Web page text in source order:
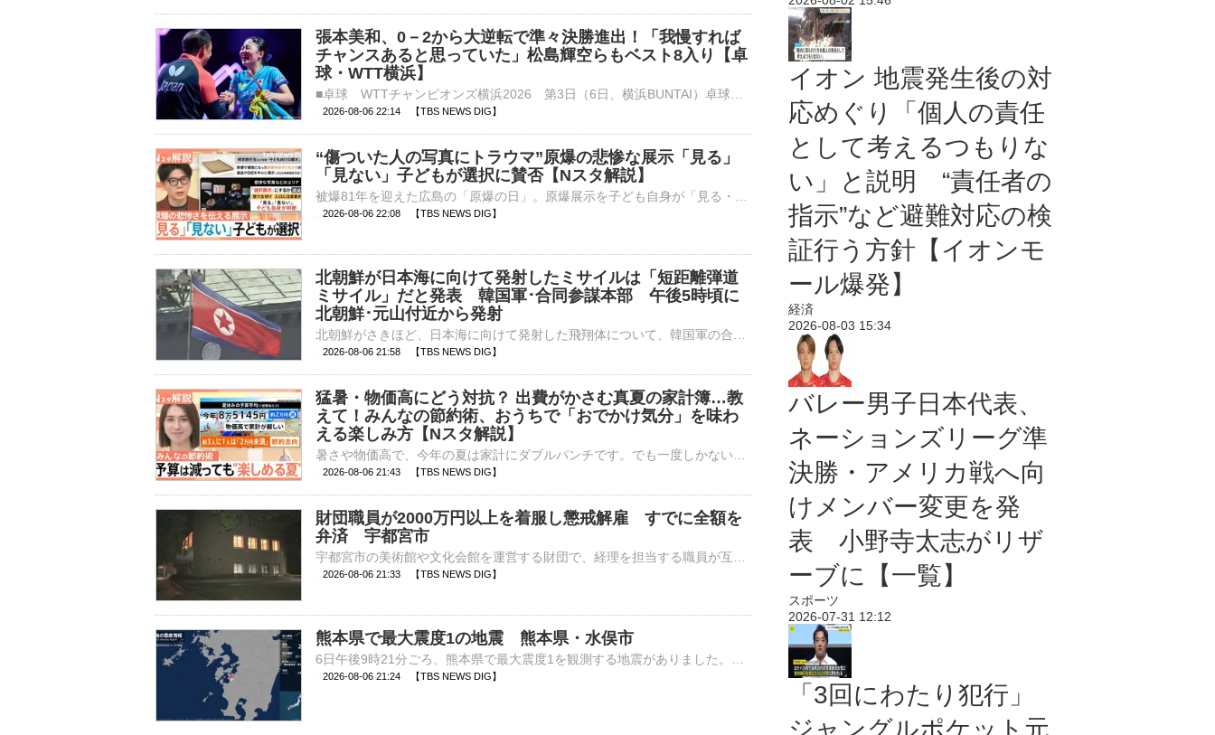
張本美和、0－2から大逆転で準々決勝進出！「我慢すれば
チャンスあると思っていた」松島輝空らもベスト8入り【卓
球・WTT横浜】
2026-08-06 22:14 【TBS NEWS DIG】
“傷ついた人の写真にトラウマ”原爆の悲惨な展示「見る」
「見ない」子どもが選択に賛否【Nスタ解説】
2026-08-06 22:08 【TBS NEWS DIG】
北朝鮮が日本海に向けて発射したミサイルは「短距離弾道
ミサイル」だと発表 韓国軍･合同参謀本部 午後5時頃に
北朝鮮･元山付近から発射
2026-08-06 21:58 【TBS NEWS DIG】
猛暑・物価高にどう対抗？ 出費がかさむ真夏の家計簿…教
えて！みんなの節約術、おうちで「おでかけ気分」を味わ
える楽しみ方【Nスタ解説】
2026-08-06 21:43 【TBS NEWS DIG】
財団職員が2000万円以上を着服し懲戒解雇 すでに全額を
弁済 宇都宮市
2026-08-06 21:33 【TBS NEWS DIG】
熊本県で最大震度1の地震 熊本県・水俣市
2026-08-06 21:24 【TBS NEWS DIG】
イオン 地震発生後の対
応めぐり「個人の責任
として考えるつもりな
い」と説明 “責任者の
指示”など避難対応の検
証行う方針【イオンモ
ール爆発】
経済
2026-08-03 15:34
バレー男子日本代表、
ネーションズリーグ準
決勝・アメリカ戦へ向
けメンバー変更を発
表 小野寺太志がリザ
ーブに【一覧】
スポーツ
2026-07-31 12:12
「3回にわたり犯行」
ジャングルポケット元